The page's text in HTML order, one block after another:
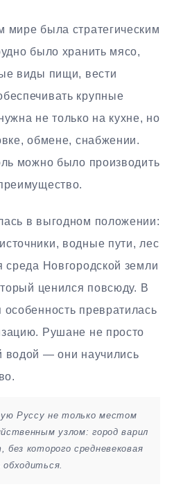
мире была стратегическим
было хранить мясо,
виды пищи, вести
крупные
не только на кухне, но
обмене, снабжении.
можно было производить
в выгодном положении:
водные пути, лес
среда Новгородской земли
ценился повсюду. В
особенность превратилась
Рушане не просто
водой — они научились
Руссу не только местом
узлом: город варил
без которого средневековая
обходиться.